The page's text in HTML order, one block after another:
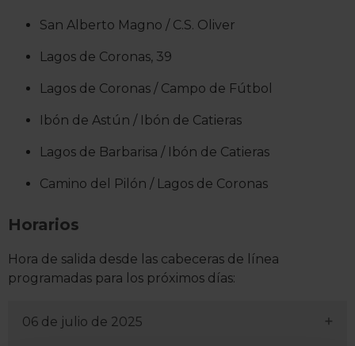
San Alberto Magno / C.S. Oliver
Lagos de Coronas, 39
Lagos de Coronas / Campo de Fútbol
Ibón de Astún / Ibón de Catieras
Lagos de Barbarisa / Ibón de Catieras
Camino del Pilón / Lagos de Coronas
Horarios
Hora de salida desde las cabeceras de línea
programadas para los próximos días:
06 de julio de 2025